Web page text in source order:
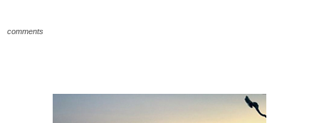
comments